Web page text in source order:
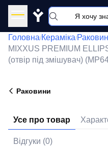
Y
Головна/Кераміка/
MIXXUS PREMIUM
(отвір під змішувач)
Раковини
Усе про товар
Відгуки (0)